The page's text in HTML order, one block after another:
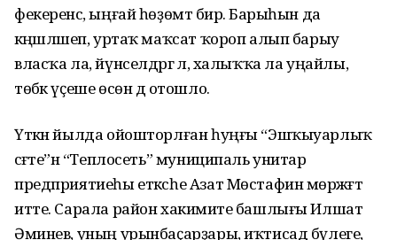
фекеренсә, ыңғай һөҙөмтә бирә. Барыһын да
кәңәшләшеп, уртаҡ маҡсат ҡороп алып барыу
власҡа ла, йүнселдәргә лә, халыҡҡа ла уңайлы,
төбәк үҫеше өсөн дә отошло.
Үткән йылда ойошторлған һуңғы “Эшҡыуарлыҡ
сәғәте”нә “Теплосеть” муниципаль унитар
предприятиеһы етәксһе Азат Мөстафин мөрәжәғәт
итте. Сарала район хакимиәте башлығы Илшат
Әминев, уның урынбаҫарҙары, иҡтисад бүлеге,